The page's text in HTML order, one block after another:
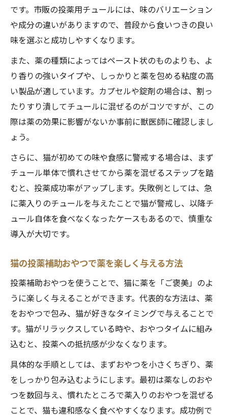
です。市販の投薬用チュールには、味のバリエーション
や成分の違いがありますので、普段から食いつきの良い
味を選ぶと成功しやすくなります。
また、薬の種類によってはペースト状のものよりも、よ
り香りの強いタイプや、しっかりと薬を包める粘度の高
い製品が適しています。カプセルや錠剤の場合は、割っ
たりすり潰してチュールに混ぜるのがコツですが、この
際は薬の効果に影響がないか事前に獣医師に確認しまし
ょう。
さらに、猫が初めての味や食感に警戒する場合は、まず
チュール単体で慣れさせてから薬を混ぜるステップを踏
むと、投薬成功率がアップします。失敗例としては、急
に薬入りのチュールを与えたことで猫が警戒し、以降チ
ュール自体を食べなくなったケースもあるので、慎重な
導入が大切です。
猫の投薬補助おやつで薬を楽しく与える方法
投薬補助おやつを使うことで、猫に薬を「ご褒美」のよ
うに楽しく与えることができます。代表的な方法は、薬
をおやつで包み、猫が好きなタイミングで与えることで
す。猫がリラックスしている時や、おやつタイムに組み
込むと、投薬への抵抗感が少なくなります。
具体的な手順としては、まずおやつを小さくちぎり、薬
をしっかり包み込むようにします。最初は薬なしのおや
つを数回与え、慣れたところで薬入りのおやつを混ぜる
ことで、猫も違和感なく食べやすくなります。成功例で